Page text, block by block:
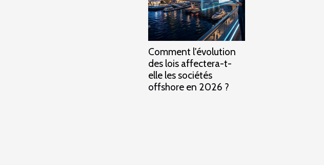
Comment l'évolution
des lois affectera-t-
elle les sociétés
offshore en 2026 ?